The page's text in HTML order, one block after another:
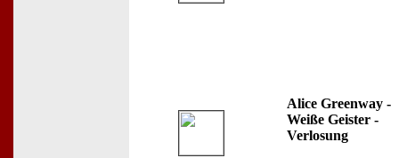
Alice Greenway -
Weiße Geister -
Verlosung